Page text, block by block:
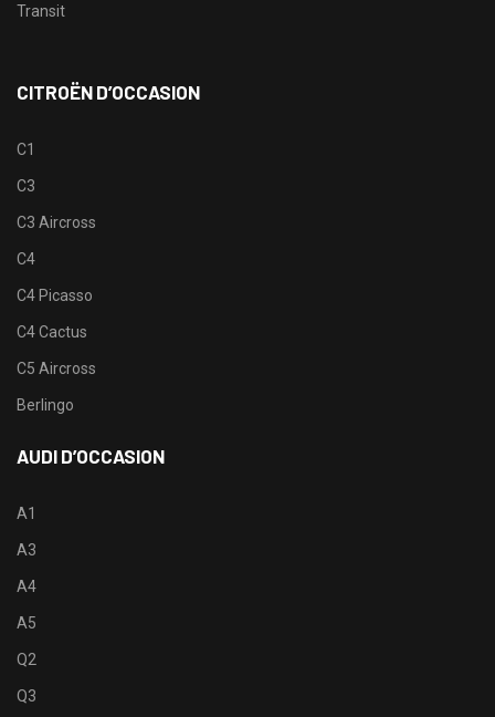
Transit
CITROËN D’OCCASION
C1
C3
C3 Aircross
C4
C4 Picasso
C4 Cactus
C5 Aircross
Berlingo
AUDI D’OCCASION
A1
A3
A4
A5
Q2
Q3